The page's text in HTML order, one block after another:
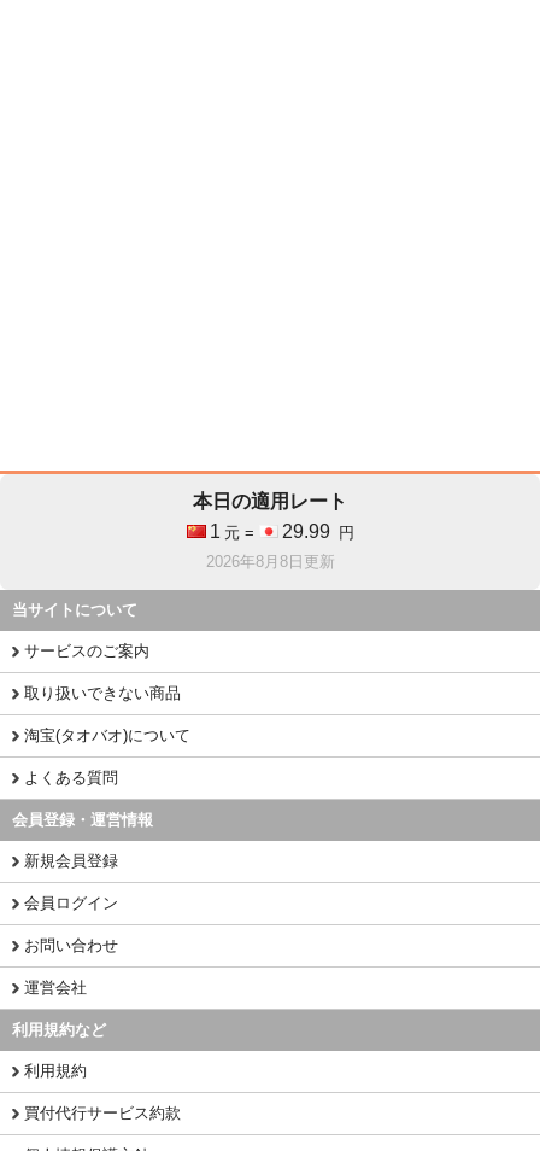
本日の適用レート
1 元 = 29.99
円
2026年8月8日更新
当サイトについて
サービスのご案内
取り扱いできない商品
淘宝(タオバオ)について
よくある質問
会員登録・運営情報
新規会員登録
会員ログイン
お問い合わせ
運営会社
利用規約など
利用規約
買付代行サービス約款